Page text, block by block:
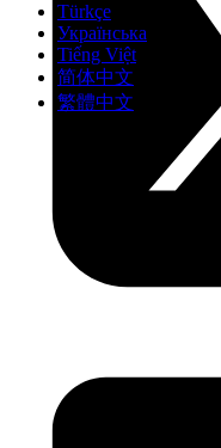
Türkçe
Українська
Tiếng Việt
简体中文
繁體中文